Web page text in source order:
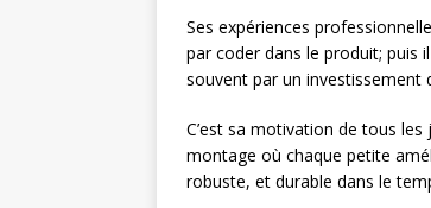
Ses expériences
par coder dans le produit; puis
souvent par un investissement
C’est sa motivation de tous
montage où chaque petite
robuste, et durable dans le